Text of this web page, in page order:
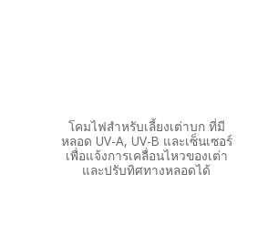
โคมไฟสำหรับเลี้ยงเต่าบก ที่มี
หลอด UV-A, UV-B และเซ็นเซอร์
เพื่อแจ้งการเคลื่อนไหวของเต่า
และปรับทิศทางหลอดได้